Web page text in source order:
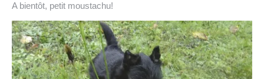
A bientôt, petit moustachu!